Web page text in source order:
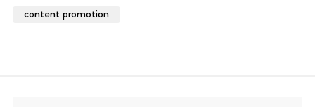
content promotion